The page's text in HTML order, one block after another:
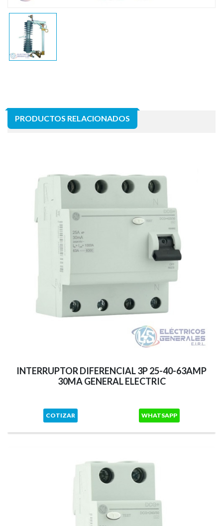
PRODUCTOS RELACIONADOS
INTERRUPTOR DIFERENCIAL 3P 25-40-63AMP
30MA GENERAL ELECTRIC
COTIZAR WHATSAPP